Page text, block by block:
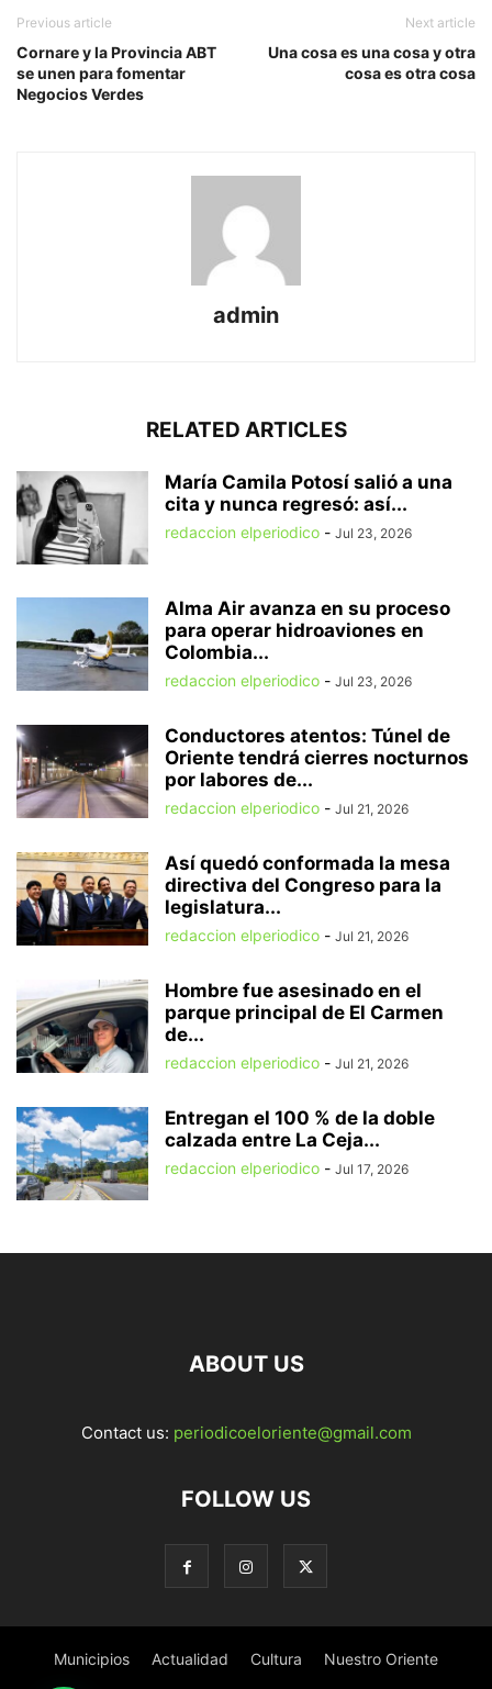
Previous article
Cornare y la Provincia ABT
se unen para fomentar
Negocios Verdes
Next article
Una cosa es una cosa y otra
cosa es otra cosa
admin
RELATED ARTICLES
María Camila Potosí salió a una
cita y nunca regresó: así...
redaccion elperiodico - Jul 23, 2026
Alma Air avanza en su proceso
para operar hidroaviones en
Colombia...
redaccion elperiodico - Jul 23, 2026
Conductores atentos: Túnel de
Oriente tendrá cierres nocturnos
por labores de...
redaccion elperiodico - Jul 21, 2026
Así quedó conformada la mesa
directiva del Congreso para la
legislatura...
redaccion elperiodico - Jul 21, 2026
Hombre fue asesinado en el
parque principal de El Carmen
de...
redaccion elperiodico - Jul 21, 2026
Entregan el 100 % de la doble
calzada entre La Ceja...
redaccion elperiodico - Jul 17, 2026
ABOUT US
Contact us: periodicoeloriente@gmail.com
FOLLOW US
Municipios Actualidad Cultura Nuestro Oriente